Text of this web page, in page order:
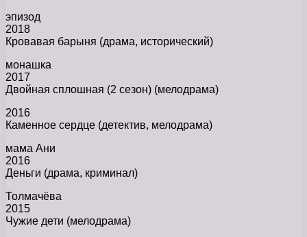
эпизод
2018
Кровавая барыня (драма, исторический)
монашка
2017
Двойная сплошная (2 сезон) (мелодрама)
2016
Каменное сердце (детектив, мелодрама)
мама Ани
2016
Деньги (драма, криминал)
Толмачёва
2015
Чужие дети (мелодрама)